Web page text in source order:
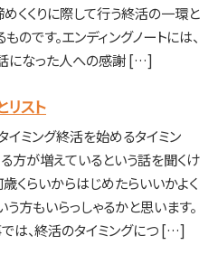
くくりに際して行う終活の一環と
のです。エンディングノートには、
になった人への感謝 […]
リスト
イミング終活を始めるタイミン
方が増えているという話を聞くけ
くらいからはじめたらいいかよく
方もいらっしゃるかと思います。
では、終活のタイミングにつ […]